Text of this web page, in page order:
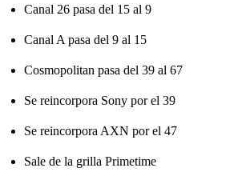
Canal 26 pasa del 15 al 9
Canal A pasa del 9 al 15
Cosmopolitan pasa del 39 al 67
Se reincorpora Sony por el 39
Se reincorpora AXN por el 47
Sale de la grilla Primetime